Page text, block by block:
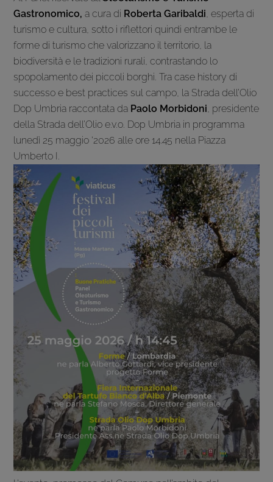
Gastronomico,a cura di Roberta Garibaldi, esperta di
turismo e cultura, sotto i riflettori quindi entrambe le
forme di turismo che valorizzano il territorio, la
biodiversità e le tradizioni rurali, contrastando lo
spopolamento dei piccoli borghi. Tra case history di
successo e best practices sul campo, la Strada dell’Olio
Dop Umbria raccontata da Paolo Morbidoni, presidente
della Strada dell’Olio e.v.o. Dop Umbria in programma
lunedì 25 maggio ‘2026 alle ore 14.45 nella Piazza
Umberto I.